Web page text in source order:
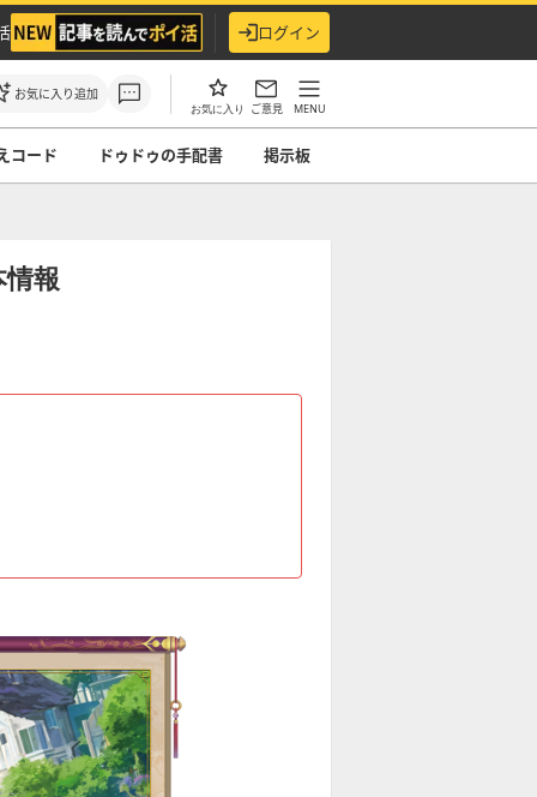
ログイン
お気に入り追加
お気に入り ご意見 MENU
コード ドゥドゥの手配書 掲示板
報